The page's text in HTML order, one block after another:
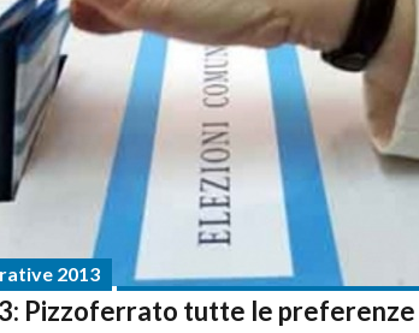
2013
Pizzoferrato tutte le preferenze